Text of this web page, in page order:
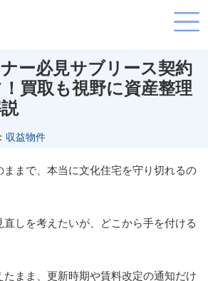
ー必見サブリース契約
買取も視野に資産整理
収益物件
まで、本当に文化住宅を守り切れるの
しを考えたいが、どこから手を付ける
たまま、更新時期や賃料改定の通知だけ